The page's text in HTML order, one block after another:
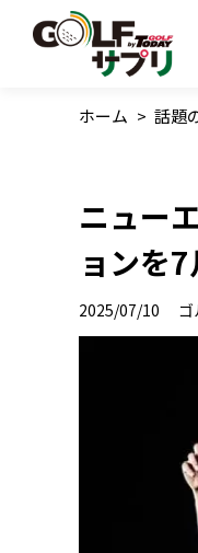
ホーム > 話題
ニュー
ョンを
2025/07/10